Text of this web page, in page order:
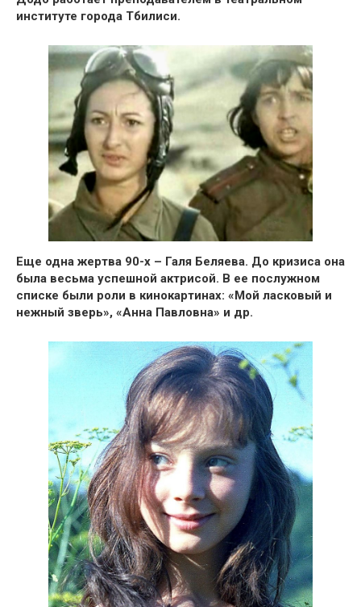
институте города Тбилиси.
Еще одна жертва 90-х – Галя Беляева. До кризиса она
была весьма успешной актрисой. В ее послужном
списке были роли в кинокартинах: «Мой ласковый и
нежный зверь», «Анна Павловна» и др.